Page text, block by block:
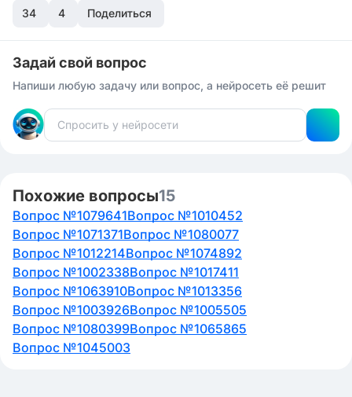
34 4 Поделиться
Задай свой вопрос
Напиши любую задачу или вопрос, а нейросеть её решит
Похожие вопросы15
Вопрос №1079641Вопрос №1010452
Вопрос №1071371Вопрос №1080077
Вопрос №1012214Вопрос №1074892
Вопрос №1002338Вопрос №1017411
Вопрос №1063910Вопрос №1013356
Вопрос №1003926Вопрос №1005505
Вопрос №1080399Вопрос №1065865
Вопрос №1045003